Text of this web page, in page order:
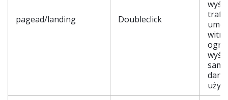
pagead/landing Doubleclick